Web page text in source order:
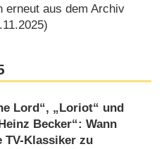
erneut aus dem Archiv
Lord“, „Loriot“ und
Becker“: Wann
TV-Klassiker zu